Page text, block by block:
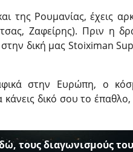
της Ρουμανίας, έχεις
Ζαφείρης). Πριν η
δική μας Stoiximan
στην Ευρώπη, ο
δικό σου το
τους διαγωνισμούς